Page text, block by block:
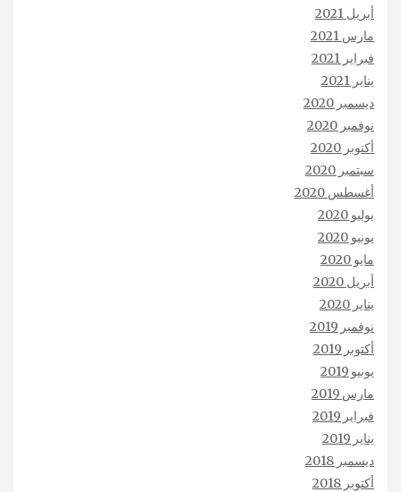
أبريل 2021
مارس 2021
فبراير 2021
يناير 2021
ديسمبر 2020
نوفمبر 2020
أكتوبر 2020
سبتمبر 2020
أغسطس 2020
يوليو 2020
يونيو 2020
مايو 2020
أبريل 2020
يناير 2020
نوفمبر 2019
أكتوبر 2019
يونيو 2019
مارس 2019
فبراير 2019
يناير 2019
ديسمبر 2018
أكتوبر 2018